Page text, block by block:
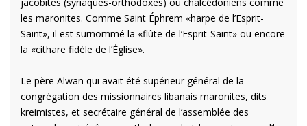
les maronites. Comme Saint Éphrem «harpe de l’Esprit-
Saint», il est surnommé la «flûte de l’Esprit-Saint» ou encore
la «cithare fidèle de l’Église».
Le père Alwan qui avait été supérieur général de la
congrégation des missionnaires libanais maronites, dits
kreimistes, et secrétaire général de l’assemblée des